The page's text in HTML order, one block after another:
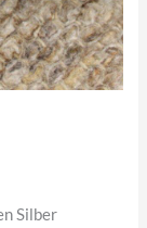
Silber